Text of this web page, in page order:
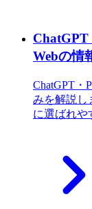
ChatGPT
Webの情
ChatGPT・
みを解説し
に選ばれや